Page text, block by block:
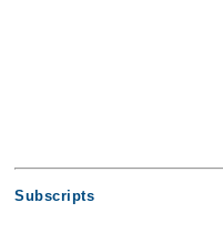
Subscripts